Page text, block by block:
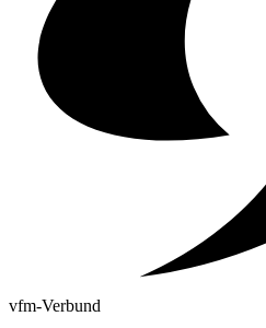
vfm-Verbund